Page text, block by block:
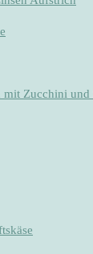
mit Zucchini und